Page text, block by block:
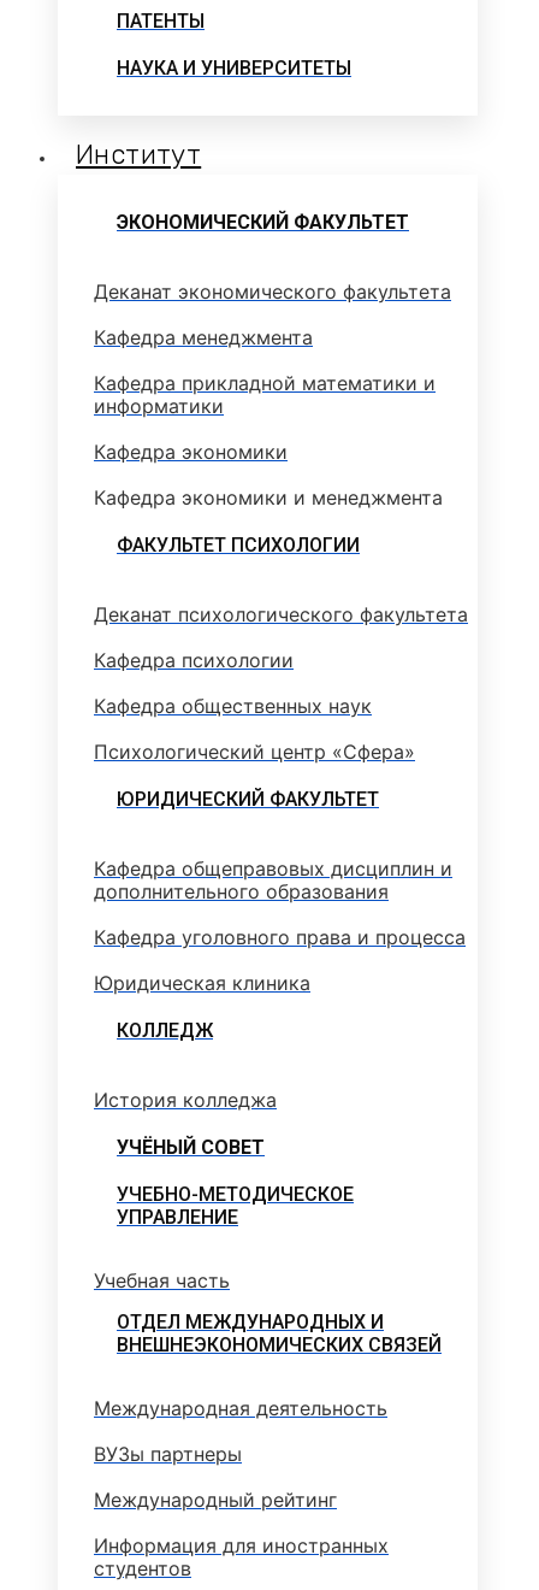
ПАТЕНТЫ
НАУКА И УНИВЕРСИТЕТЫ
Институт
ЭКОНОМИЧЕСКИЙ ФАКУЛЬТЕТ
Деканат экономического факультета
Кафедра менеджмента
Кафедра прикладной математики и
информатики
Кафедра экономики
Кафедра экономики и менеджмента
ФАКУЛЬТЕТ ПСИХОЛОГИИ
Деканат психологического факультета
Кафедра психологии
Кафедра общественных наук
Психологический центр «Сфера»
ЮРИДИЧЕСКИЙ ФАКУЛЬТЕТ
Кафедра общеправовых дисциплин и
дополнительного образования
Кафедра уголовного права и процесса
Юридическая клиника
КОЛЛЕДЖ
История колледжа
УЧЁНЫЙ СОВЕТ
УЧЕБНО-МЕТОДИЧЕСКОЕ
УПРАВЛЕНИЕ
Учебная часть
ОТДЕЛ МЕЖДУНАРОДНЫХ И
ВНЕШНЕЭКОНОМИЧЕСКИХ СВЯЗЕЙ
Международная деятельность
ВУЗы партнеры
Международный рейтинг
Информация для иностранных
студентов